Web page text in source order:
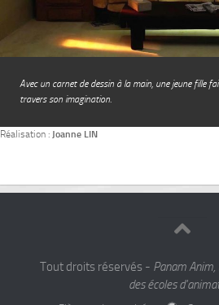
Avec un carnet de dessin à la main, une jeune fille
travers son imagination.
Réalisation : Joanne LIN
Tout droits réservés - Panam
des écoles